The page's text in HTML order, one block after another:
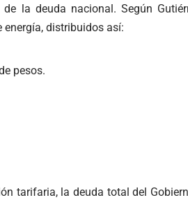
la deuda nacional. Según
energía, distribuidos así:
pesos.
tarifaria, la deuda total del